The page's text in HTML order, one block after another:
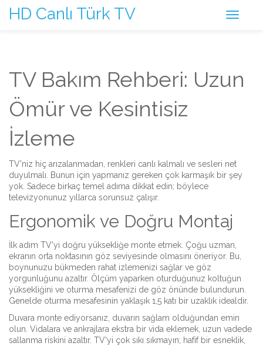
HD Canlı Türk TV
TV Bakım Rehberi: Uzun
Ömür ve Kesintisiz
İzleme
TV'niz hiç arızalanmadan, renkleri canlı kalmalı ve sesleri net
duyulmalı. Bunun için yapmanız gereken çok karmaşık bir şey
yok. Sadece birkaç temel adıma dikkat edin; böylece
televizyonunuz yıllarca sorunsuz çalışır.
Ergonomik ve Doğru Montaj
İlk adım TV'yi doğru yüksekliğe monte etmek. Çoğu uzman,
ekranın orta noktasının göz seviyesinde olmasını öneriyor. Bu,
boynunuzu bükmeden rahat izlemenizi sağlar ve göz
yorgunluğunu azaltır. Ölçüm yaparken oturduğunuz koltuğun
yüksekliğini ve oturma mesafenizi de göz önünde bulundurun.
Genelde oturma mesafesinin yaklaşık 1,5 katı bir uzaklık idealdir.
Duvara monte ediyorsanız, duvarın sağlam olduğundan emin
olun. Vidalara ve ankrajlara ekstra bir vida eklemek, uzun vadede
sallanma riskini azaltır. TV'yi çok sıkı sıkmayın; hafif bir esneklik,